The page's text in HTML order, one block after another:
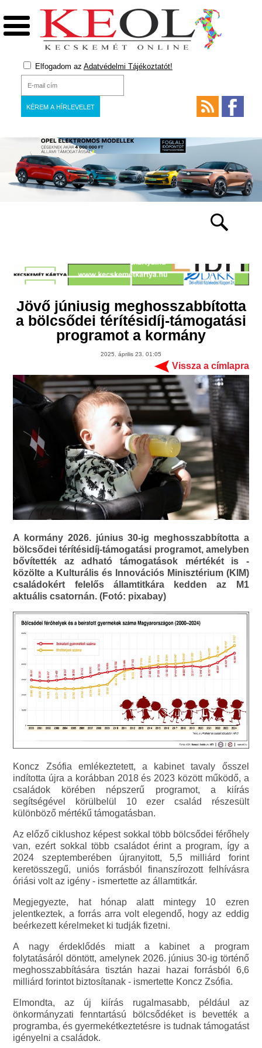
Elfogadom az Adatvédelmi Tájékoztatót!
Jövő júniusig meghosszabbította
a bölcsődei térítésidíj-támogatási
programot a kormány
2025. április 23. 01:05
Vissza a címlapra
A kormány 2026. június 30-ig meghosszabbította a
bölcsődei térítésidíj-támogatási programot, amelyben
bővítették az adható támogatások mértékét is -
közölte a Kulturális és Innovációs Minisztérium (KIM)
családokért felelős államtitkára kedden az M1
aktuális csatornán. (Fotó: pixabay)
Koncz Zsófia emlékeztetett, a kabinet tavaly ősszel
indította újra a korábban 2018 és 2023 között működő, a
családok körében népszerű programot, a kiírás
segítségével körülbelül 10 ezer család részesült
különböző mértékű támogatásban.
Az előző ciklushoz képest sokkal több bölcsődei férőhely
van, ezért sokkal több családot érint a program, így a
2024 szeptemberében újranyitott, 5,5 milliárd forint
keretösszegű, uniós forrásból finanszírozott felhívásra
óriási volt az igény - ismertette az államtitkár.
Megjegyezte, hat hónap alatt mintegy 10 ezren
jelentkeztek, a forrás arra volt elegendő, hogy az eddig
beérkezett kérelmeket ki tudják fizetni.
A nagy érdeklődés miatt a kabinet a program
folytatásáról döntött, amelynek 2026. június 30-ig történő
meghosszabbítására tisztán hazai hazai forrásból 6,6
milliárd forintot biztosítanak - ismertette Koncz Zsófia.
Elmondta, az új kiírás rugalmasabb, például az
önkormányzati fenntartású bölcsődéket is bevették a
programba, és gyermekétkeztetésre is tudnak támogatást
igényelni a családok.